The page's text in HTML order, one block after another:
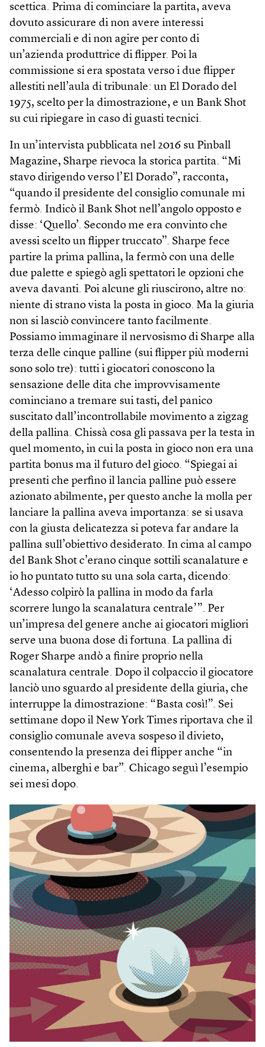
scettica. Prima di cominciare la partita, aveva
dovuto assicurare di non avere interessi
commerciali e di non agire per conto di
un’azienda produttrice di flipper. Poi la
commissione si era spostata verso i due flipper
allestiti nell’aula di tribunale: un El Dorado del
1975, scelto per la dimostrazione, e un Bank Shot
su cui ripiegare in caso di guasti tecnici.
In un’intervista pubblicata nel 2016 su Pinball
Magazine, Sharpe rievoca la storica partita. “Mi
stavo dirigendo verso l’El Dorado”, racconta,
“quando il presidente del consiglio comunale mi
fermò. Indicò il Bank Shot nell’angolo opposto e
disse: ‘Quello’. Secondo me era convinto che
avessi scelto un flipper truccato”. Sharpe fece
partire la prima pallina, la fermò con una delle
due palette e spiegò agli spettatori le opzioni che
aveva davanti. Poi alcune gli riuscirono, altre no:
niente di strano vista la posta in gioco. Ma la giuria
non si lasciò convincere tanto facilmente.
Possiamo immaginare il nervosismo di Sharpe alla
terza delle cinque palline (sui flipper più moderni
sono solo tre): tutti i giocatori conoscono la
sensazione delle dita che improvvisamente
cominciano a tremare sui tasti, del panico
suscitato dall’incontrollabile movimento a zigzag
della pallina. Chissà cosa gli passava per la testa in
quel momento, in cui la posta in gioco non era una
partita bonus ma il futuro del gioco. “Spiegai ai
presenti che perfino il lancia palline può essere
azionato abilmente, per questo anche la molla per
lanciare la pallina aveva importanza: se si usava
con la giusta delicatezza si poteva far andare la
pallina sull’obiettivo desiderato. In cima al campo
del Bank Shot c’erano cinque sottili scanalature e
io ho puntato tutto su una sola carta, dicendo:
‘Adesso colpirò la pallina in modo da farla
scorrere lungo la scanalatura centrale’”. Per
un’impresa del genere anche ai giocatori migliori
serve una buona dose di fortuna. La pallina di
Roger Sharpe andò a finire proprio nella
scanalatura centrale. Dopo il colpaccio il giocatore
lanciò uno sguardo al presidente della giuria, che
interruppe la dimostrazione: “Basta così!”. Sei
settimane dopo il New York Times riportava che il
consiglio comunale aveva sospeso il divieto,
consentendo la presenza dei flipper anche “in
cinema, alberghi e bar”. Chicago seguì l’esempio
sei mesi dopo.